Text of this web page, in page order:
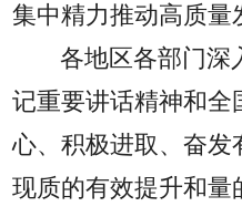
集中精力推动高质量
各地区各部门深
记重要讲话精神和全
心、积极进取、奋发
现质的有效提升和量